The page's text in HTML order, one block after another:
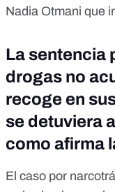
Nadia Otmani que
La sentencia
drogas no
recoge en
se detuviera
como afirma
El caso por